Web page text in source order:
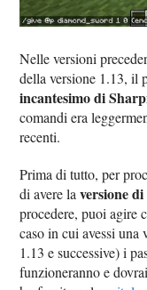
Nelle versioni
della versione 1.13, il
incantesimo di
comandi era
recenti.
Prima di tutto, per
di avere laversione
procedere, puoi agire
caso in cui avessi
1.13 e successive) i
funzioneranno e